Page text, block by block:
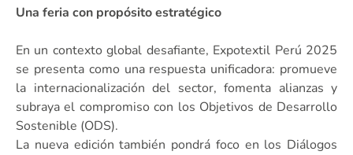
Una feria con propósito estratégico
En un contexto global desafiante, Expotextil Perú 2025
se presenta como una respuesta unificadora: promueve
la internacionalización del sector, fomenta alianzas y
subraya el compromiso con los Objetivos de Desarrollo
Sostenible (ODS).
La nueva edición también pondrá foco en los Diálogos